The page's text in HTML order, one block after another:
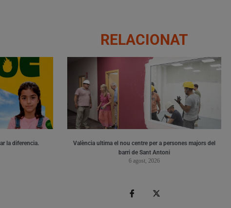
RELACIONAT
la diferencia.
València ultima el nou centre per a persones majors del
barri de Sant Antoni
6 agost, 2026